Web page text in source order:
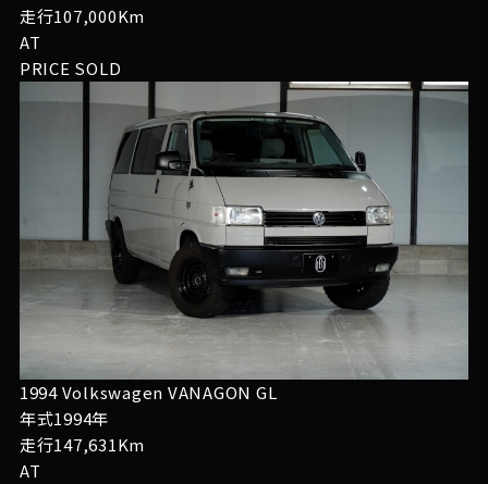
走行107,000Km
AT
PRICE SOLD
1994 Volkswagen VANAGON GL
年式1994年
走行147,631Km
AT